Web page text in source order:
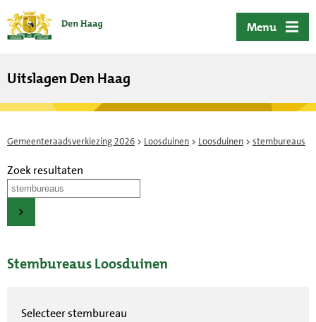
Menu
Uitslagen Den Haag
Gemeenteraadsverkiezing 2026 > Loosduinen > Loosduinen > stembureaus
Zoek resultaten
Stembureaus Loosduinen
Selecteer stembureau